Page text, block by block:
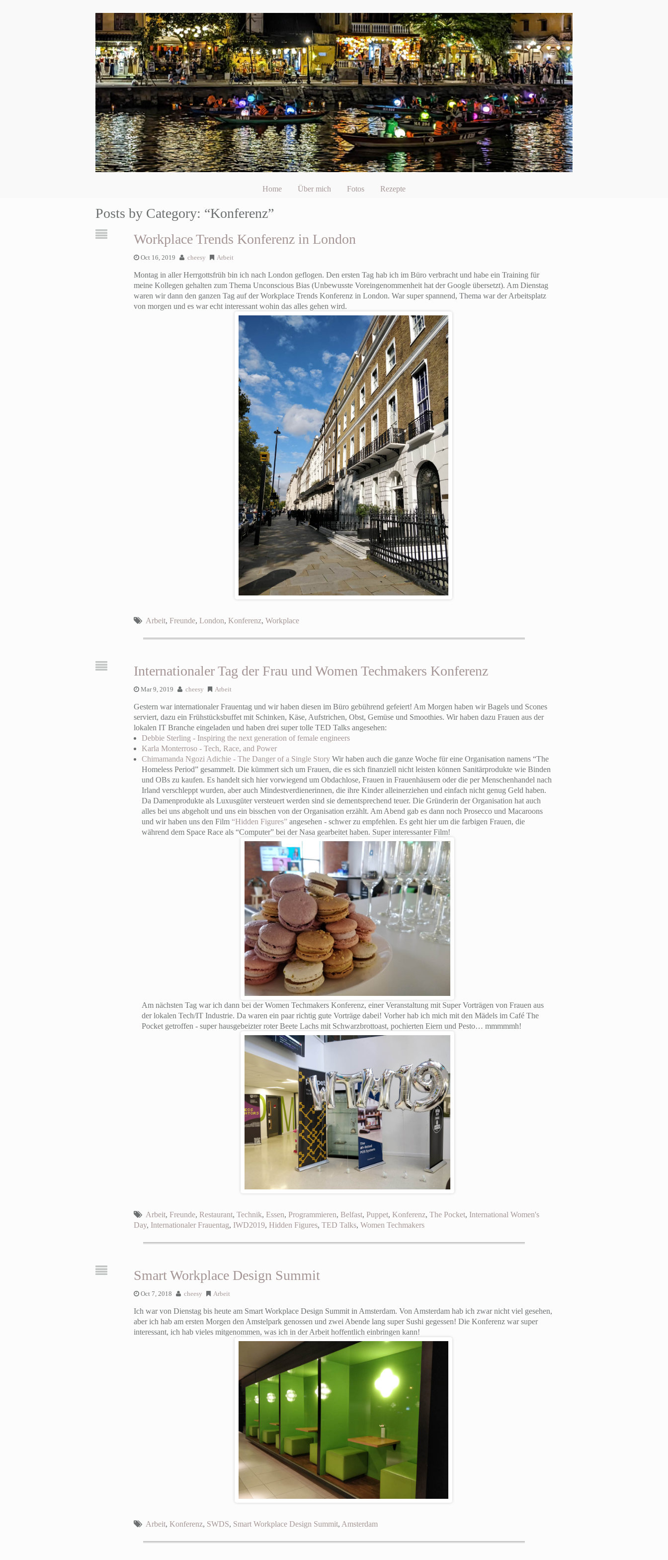
Home Über mich Fotos Rezepte
Posts by Category: “Konferenz”
Workplace Trends Konferenz in London
Oct 16, 2019 cheesy Arbeit
Montag in aller Herrgottsfrüh bin ich nach London geflogen. Den ersten Tag hab ich im Büro verbracht und habe ein Training für
meine Kollegen gehalten zum Thema Unconscious Bias (Unbewusste Voreingenommenheit hat der Google übersetzt). Am Dienstag
waren wir dann den ganzen Tag auf der Workplace Trends Konferenz in London. War super spannend, Thema war der Arbeitsplatz
von morgen und es war echt interessant wohin das alles gehen wird.
Arbeit, Freunde, London, Konferenz, Workplace
Internationaler Tag der Frau und Women Techmakers Konferenz
Mar 9, 2019 cheesy Arbeit
Gestern war internationaler Frauentag und wir haben diesen im Büro gebührend gefeiert! Am Morgen haben wir Bagels und Scones
serviert, dazu ein Frühstücksbuffet mit Schinken, Käse, Aufstrichen, Obst, Gemüse und Smoothies. Wir haben dazu Frauen aus der
lokalen IT Branche eingeladen und haben drei super tolle TED Talks angesehen:
Debbie Sterling - Inspiring the next generation of female engineers
Karla Monterroso - Tech, Race, and Power
Chimamanda Ngozi Adichie - The Danger of a Single StoryWir haben auch die ganze Woche für eine Organisation namens “The
Homeless Period” gesammelt. Die kümmert sich um Frauen, die es sich finanziell nicht leisten können Sanitärprodukte wie Binden
und OBs zu kaufen. Es handelt sich hier vorwiegend um Obdachlose, Frauen in Frauenhäusern oder die per Menschenhandel nach
Irland verschleppt wurden, aber auch Mindestverdienerinnen, die ihre Kinder alleinerziehen und einfach nicht genug Geld haben.
Da Damenprodukte als Luxusgüter versteuert werden sind sie dementsprechend teuer. Die Gründerin der Organisation hat auch
alles bei uns abgeholt und uns ein bisschen von der Organisation erzählt. Am Abend gab es dann noch Prosecco und Macaroons
und wir haben uns den Film “Hidden Figures”angesehen - schwer zu empfehlen. Es geht hier um die farbigen Frauen, die
während dem Space Race als “Computer” bei der Nasa gearbeitet haben. Super interessanter Film!
Am nächsten Tag war ich dann bei der Women Techmakers Konferenz, einer Veranstaltung mit Super Vorträgen von Frauen aus
der lokalen Tech/IT Industrie. Da waren ein paar richtig gute Vorträge dabei! Vorher hab ich mich mit den Mädels im Café The
Pocket getroffen - super hausgebeizter roter Beete Lachs mit Schwarzbrottoast, pochierten Eiern und Pesto… mmmmmh!
Arbeit, Freunde, Restaurant, Technik, Essen, Programmieren, Belfast, Puppet, Konferenz, The Pocket, International Women's
Day, Internationaler Frauentag, IWD2019, Hidden Figures, TED Talks, Women Techmakers
Smart Workplace Design Summit
Oct 7, 2018 cheesy Arbeit
Ich war von Dienstag bis heute am Smart Workplace Design Summit in Amsterdam. Von Amsterdam hab ich zwar nicht viel gesehen,
aber ich hab am ersten Morgen den Amstelpark genossen und zwei Abende lang super Sushi gegessen! Die Konferenz war super
interessant, ich hab vieles mitgenommen, was ich in der Arbeit hoffentlich einbringen kann!
Arbeit, Konferenz, SWDS, Smart Workplace Design Summit, Amsterdam